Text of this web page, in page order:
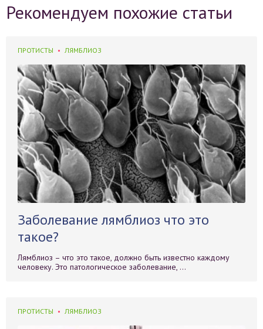
Рекомендуем похожие статьи
ПРОТИСТЫ ЛЯМБЛИОЗ
Заболевание лямблиоз что это
такое?
Лямблиоз – что это такое, должно быть известно каждому
человеку. Это патологическое заболевание, ...
ПРОТИСТЫ ЛЯМБЛИОЗ